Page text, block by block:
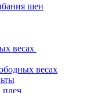
шеи
весах
весах